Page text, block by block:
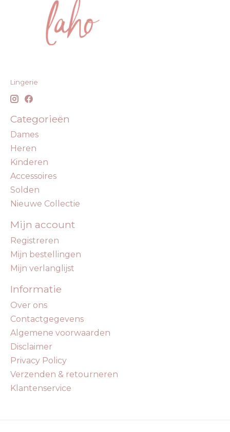
Lingerie
Categorieën
Dames
Heren
Kinderen
Accessoires
Solden
Nieuwe Collectie
Mijn account
Registreren
Mijn bestellingen
Mijn verlanglijst
Informatie
Over ons
Contactgegevens
Algemene voorwaarden
Disclaimer
Privacy Policy
Verzenden & retourneren
Klantenservice